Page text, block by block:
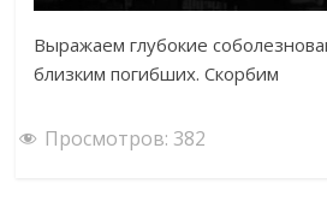
Выражаем глубокие
близким погибших. Скорбим
Просмотров: 382